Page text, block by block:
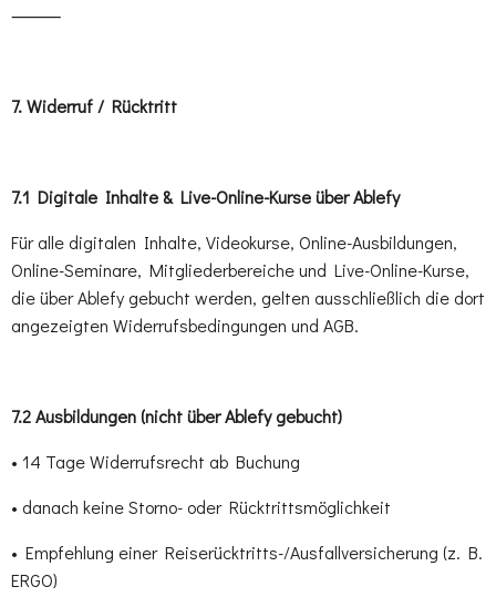
⸻
7.⁠ ⁠Widerruf / Rücktritt
7.1 Digitale Inhalte & Live-Online-Kurse über Ablefy
Für alle digitalen Inhalte, Videokurse, Online-Ausbildungen,
Online-Seminare, Mitgliederbereiche und Live-Online-Kurse,
die über Ablefy gebucht werden, gelten ausschließlich die dort
angezeigten Widerrufsbedingungen und AGB.
7.2 Ausbildungen (nicht über Ablefy gebucht)
• 14 Tage Widerrufsrecht ab Buchung
• danach keine Storno- oder Rücktrittsmöglichkeit
• Empfehlung einer Reiserücktritts-/Ausfallversicherung (z. B.
ERGO)